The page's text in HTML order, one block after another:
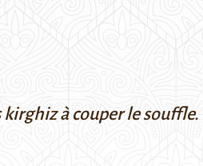
à couper le souffle.